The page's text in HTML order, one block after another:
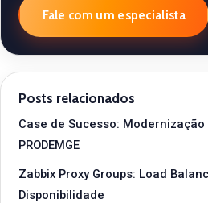
Fale com um especialista
Posts relacionados
Case de Sucesso:
PRODEMGE
Zabbix Proxy Groups: Load
Disponibilidade